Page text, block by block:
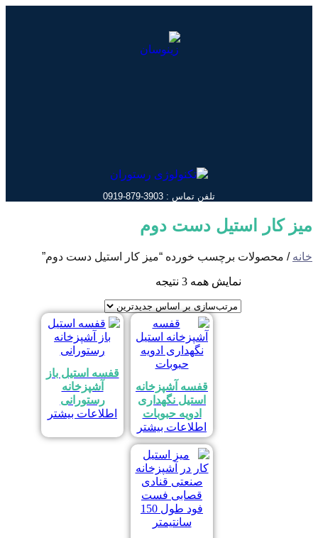
تلفن تماس : 3903-879-0919
میز کار استیل دست دوم
خانه / محصولات برچسب خورده “میز کار استیل دست دوم”
نمایش همه 3 نتیجه
اساس
جدیدترین
قفسه آشپزخانه
استیل نگهداری
ادویه حبوبات
اطلاعات بیشتر
قفسه استیل باز
آشپزخانه
رستورانی
اطلاعات بیشتر